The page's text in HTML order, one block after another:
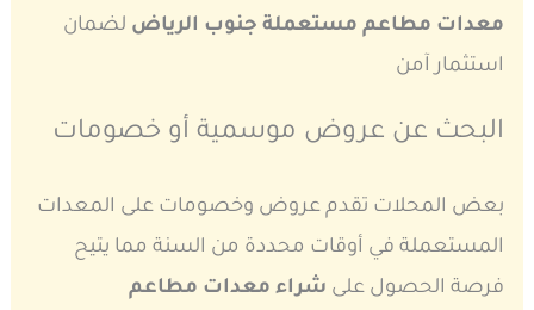
معدات مطاعم مستعملة جنوب الرياض لضمان
استثمار آمن
البحث عن عروض موسمية أو خصومات
بعض المحلات تقدم عروض وخصومات على المعدات
المستعملة في أوقات محددة من السنة مما يتيح
فرصة الحصول على شراء معدات مطاعم